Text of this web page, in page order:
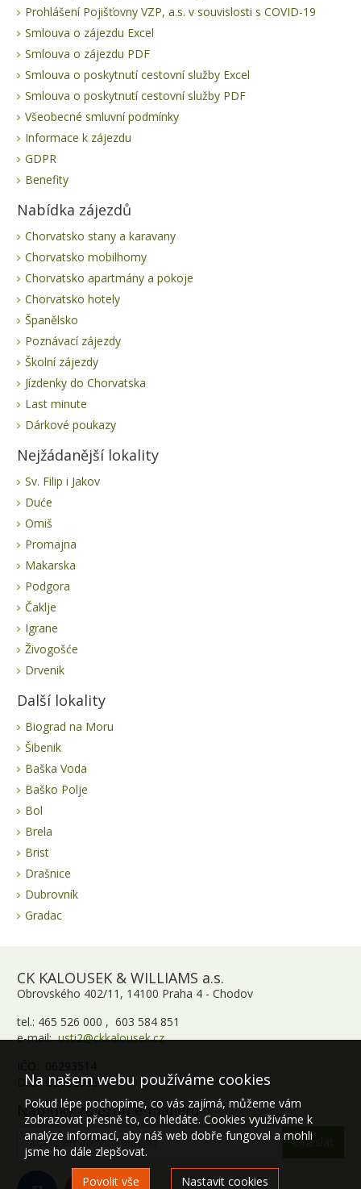
Prohlášení Pojišťovny VZP, a.s. v souvislosti s COVID-19
Smlouva o zájezdu Excel
Smlouva o zájezdu PDF
Smlouva o poskytnutí cestovní služby Excel
Smlouva o poskytnutí cestovní služby PDF
Všeobecné smluvní podmínky
Informace k zájezdu
GDPR
Benefity
Nabídka zájezdů
Chorvatsko stany a karavany
Chorvatsko mobilhomy
Chorvatsko apartmány a pokoje
Chorvatsko hotely
Španělsko
Poznávací zájezdy
Školní zájezdy
Jízdenky do Chorvatska
Last minute
Dárkové poukazy
Nejžádanější lokality
Sv. Filip i Jakov
Duće
Omiš
Promajna
Makarska
Podgora
Čaklje
Igrane
Živogošće
Drvenik
Další lokality
Biograd na Moru
Šibenik
Baška Voda
Baško Polje
Bol
Brela
Brist
Drašnice
Dubrovník
Gradac
CK KALOUSEK & WILLIAMS a.s.
Obrovského 402/11, 14100 Praha 4 - Chodov
tel.: 465 526 000 , 603 584 851
e-mail:usti2@ckkalousek.cz
DIČ: CZ06293514
Nabídky zájezdů e-mailem
Na našem webu používáme cookies
Pokud lépe pochopíme, co vás zajímá, můžeme vám
zobrazovat přesně to, co hledáte. Cookies využíváme k
analýze informací, aby náš web dobře fungoval a mohli
jsme ho dále zlepšovat.
Povolit vše
Nastavit cookies